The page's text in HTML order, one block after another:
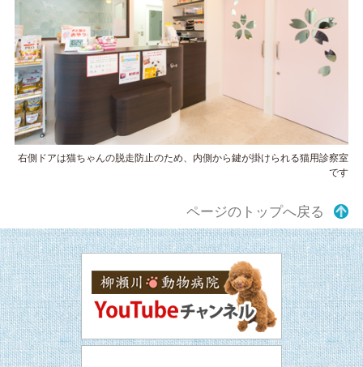
右側ドアは猫ちゃんの脱走防止のため、内側から鍵が掛けられる猫用診察室
です
ページのトップへ戻る